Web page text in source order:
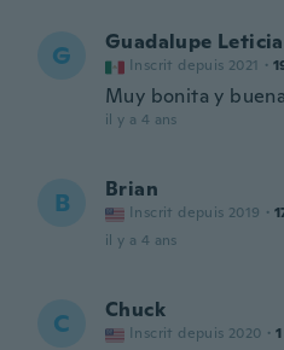
G Guadalupe Leticia
Inscrit depuis 2021 ·
Muy bonita y
il y a 4 ans
B Brian
Inscrit depuis 2019 ·
il y a 4 ans
C Chuck
Inscrit depuis 2020 · 1